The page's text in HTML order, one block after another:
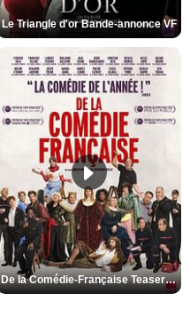
Le Triangle d'or Bande-annonce VF
De la Comédie-Française Teaser VF